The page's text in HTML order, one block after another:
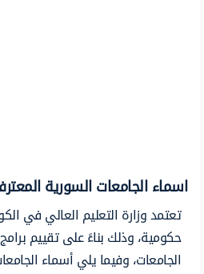
اسماء الجامعات السورية
تعتمد وزارة التعليم العالي في
حكومية، وذلك بناءً على تقييم
الجامعات، وفيما يلي أسماء